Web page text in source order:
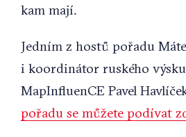
kam mají.
Jedním z hostů pořadu
i koordinátor ruského
MapInfluenCE Pavel
pořadu se můžete podívat